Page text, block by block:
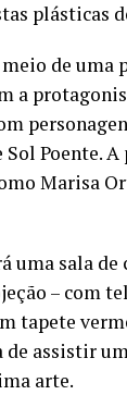
plásticas
de uma
a
Poente.
Marisa
uma sala
– com
tapete
assistir
arte.